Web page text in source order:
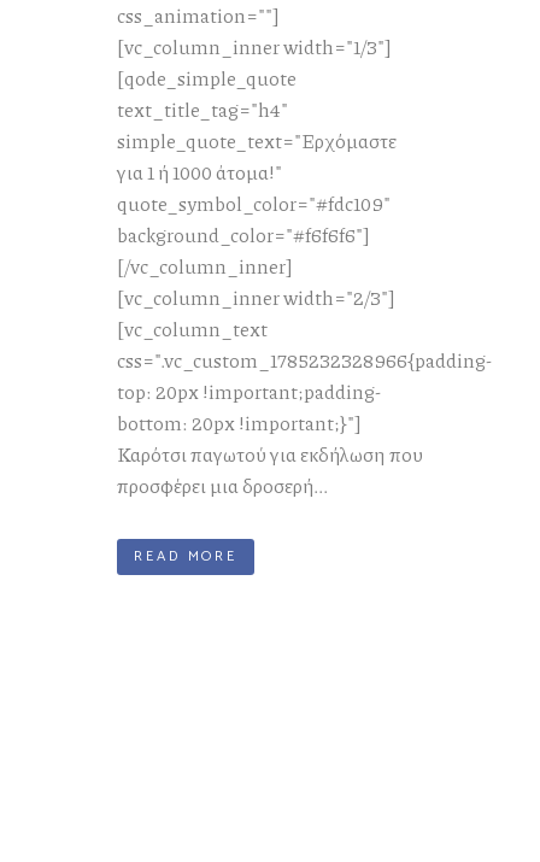
css_animation=""]
[vc_column_inner width="1/3"]
[qode_simple_quote
text_title_tag="h4"
simple_quote_text="Ερχόμαστε
για 1 ή 1000 άτομα!"
quote_symbol_color="#fdc109"
background_color="#f6f6f6"]
[/vc_column_inner]
[vc_column_inner width="2/3"]
[vc_column_text
css=".vc_custom_1785232328966{padding-
top: 20px !important;padding-
bottom: 20px !important;}"]
Καρότσι παγωτού για εκδήλωση που
προσφέρει μια δροσερή...
READ MORE